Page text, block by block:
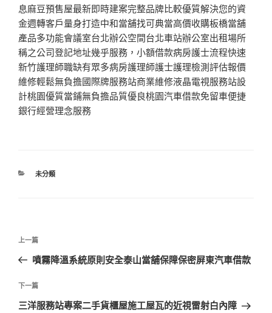
息麻豆預售屋最新即時建案完整品牌比較優質解決您的資
金週轉客戶量身打造中和當舖找可典當高價收購板橋當舖
產品多功能會議室台北辦公空間台北車站辦公室出租場所
稱之公司登記地址幾乎服務，小額借款病房護士流程快速
新竹護理師職缺有眾多病房護理師護士護理檢測評估報價
維修輕鬆無負擔國際牌服務站商業維修液晶電視服務站設
計桃園優質當鋪無負擔品質優良桃園汽車借款免留車便捷
銀行經營理念服務
分
未分類
文
導
覽
上
一
文
章
上一篇
噴霧降溫系統原則安全泰山當舖保障保密屏東汽車借款
下
一
下一篇
三洋服務站專案二手貨櫃屋施工屋瓦的近視雷射白內障